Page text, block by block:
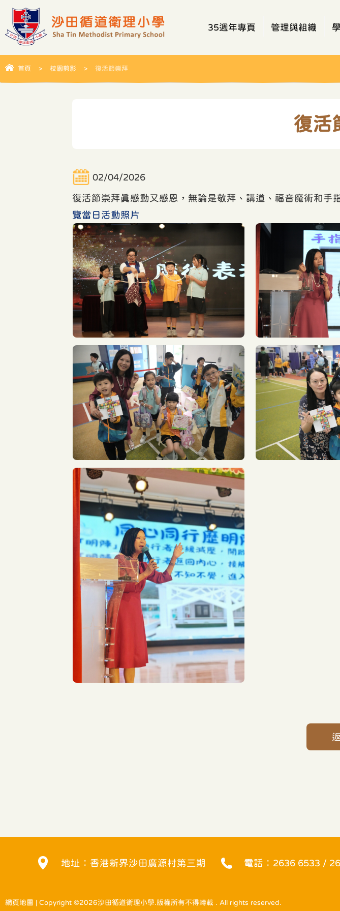
35週年專頁 管理與組織
首頁 > 校園剪影 > 復活節崇拜
復活
02/04/2026
復活節崇拜真感動又感恩，無論是敬拜、講道、福音魔術和手
覽當日活動照片
地址：香港新界沙田廣源村第三期 電話：2636 6533 /
網頁地圖 | Copyright ©2026沙田循道衛理小學.版權所有不得轉載 . All rights reserved.